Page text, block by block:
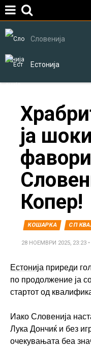
Словенија
Естонија
You
here
ја
Копер!
КОШАРКА СП
28 НОЕМВРИ 2025, 23:23 •
Естонија приреди
по продолжение ја
стартот од
Иако Словенија
Лука Дончиќ и без
очекувањата беа